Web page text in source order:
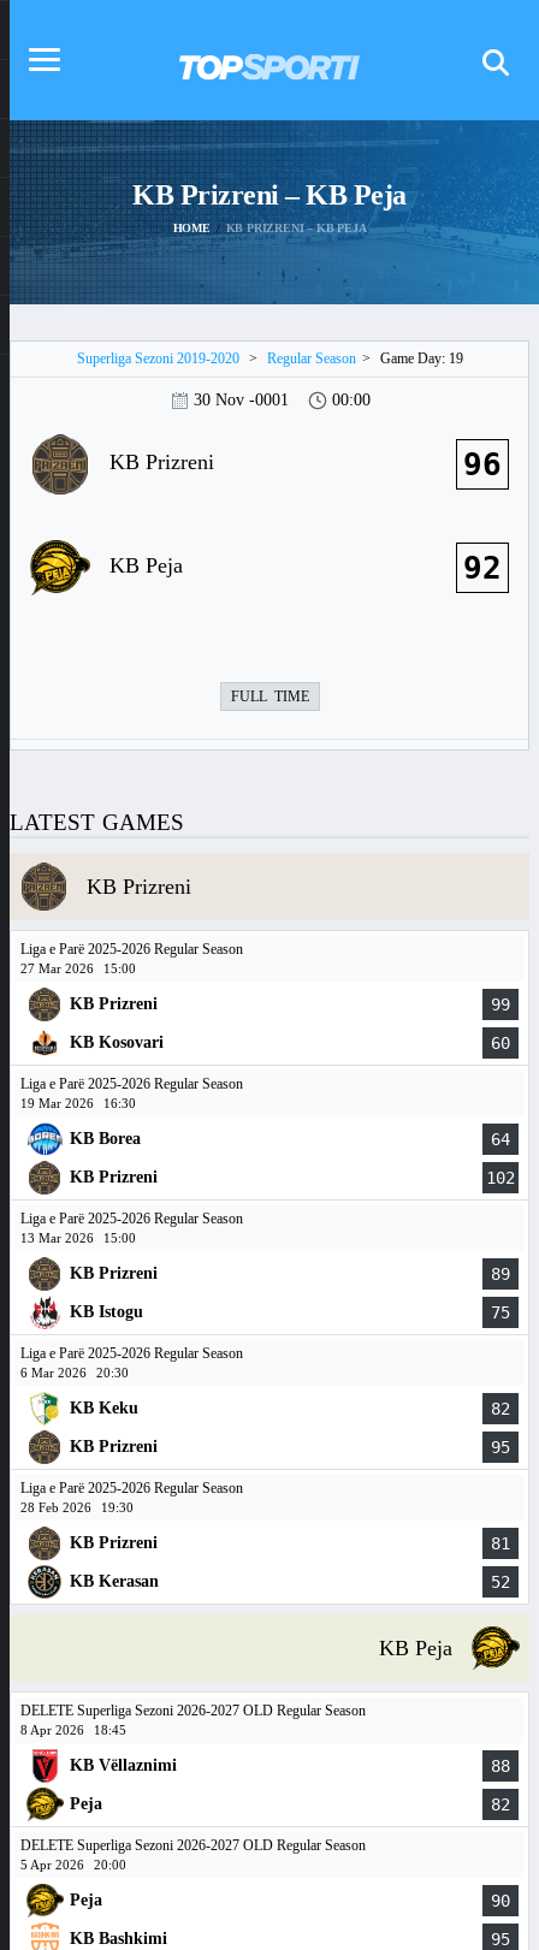
KB Prizreni – KB Peja
HOME KB PRIZRENI – KB PEJA
Superliga Sezoni 2019-2020 > Regular Season > Game Day: 19
30 Nov -0001 00:00
KB Prizreni 96
KB Peja 92
FULL TIME
LATEST GAMES
KB Prizreni
Liga e Parë 2025-2026 Regular Season
27 Mar 2026 15:00
KB Prizreni 99
KB Kosovari 60
Liga e Parë 2025-2026 Regular Season
19 Mar 2026 16:30
KB Borea 64
KB Prizreni 102
Liga e Parë 2025-2026 Regular Season
13 Mar 2026 15:00
KB Prizreni 89
KB Istogu 75
Liga e Parë 2025-2026 Regular Season
6 Mar 2026 20:30
KB Keku 82
KB Prizreni 95
Liga e Parë 2025-2026 Regular Season
28 Feb 2026 19:30
KB Prizreni 81
KB Kerasan 52
KB Peja
DELETE Superliga Sezoni 2026-2027 OLD Regular Season
8 Apr 2026 18:45
KB Vëllaznimi 88
Peja 82
DELETE Superliga Sezoni 2026-2027 OLD Regular Season
5 Apr 2026 20:00
Peja 90
KB Bashkimi 95